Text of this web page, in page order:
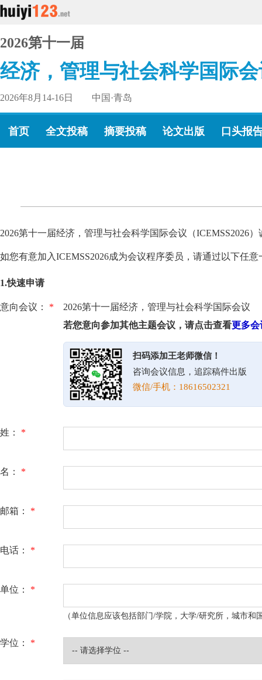
2026第十一届
经济，管理与社会科学国际
2026年8月14-16日 中国·青岛
首页 全文投稿 摘要投稿 论文出版 口头报
2026第十一届经济，管理与社会科学国际会议（ICEMSS2026
如您有意加入ICEMSS2026成为会议程序委员，请通过以下任
1.快速申请
意向会议： *
2026第十一届经济，管理与社会科学国际会议
若您意向参加其他主题会议，请点击查看更多会
扫码添加王老师微信！
咨询会议信息，追踪稿件出版
微信/手机：18616502321
姓： *
名： *
邮箱： *
电话： *
单位： *
（单位信息应该包括部门/学院，大学/研究所，城市和
学位： *